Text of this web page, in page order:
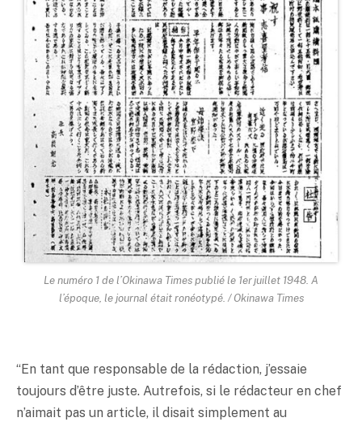
Le numéro 1 de l’Okinawa Times publié le 1er juillet 1948. A
l’époque, le journal était ronéotypé. / Okinawa Times
“En tant que responsable de la rédaction, j’essaie
toujours d’être juste. Autrefois, si le rédacteur en chef
n’aimait pas un article, il disait simplement au